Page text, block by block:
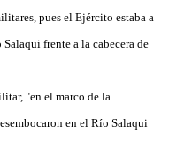
pues el Ejército estaba a
frente a la cabecera de
"en el marco de la
en el Río Salaqui